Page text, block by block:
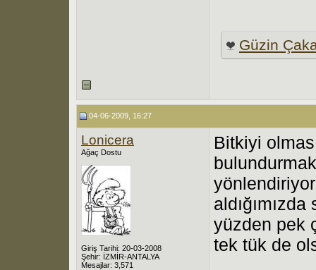
Güzin
04-06-2009, 16:27
Lonicera
Ağaç Dostu
Giriş Tarihi: 20-03-2008
Şehir: İZMİR-ANTALYA
Mesajlar: 3,571
Bitkiyi
yüzden pek
tek tük de